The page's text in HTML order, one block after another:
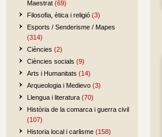
Maestrat (69)
Filosofia, ètica i religió (3)
Esports / Senderisme / Mapes
(314)
Ciències (2)
Ciències socials (9)
Arts i Humanitats (14)
Arqueologia i Medievo (3)
Llengua i literatura (70)
Història de la comarca i guerra civil
(107)
Historia local i carlisme (158)